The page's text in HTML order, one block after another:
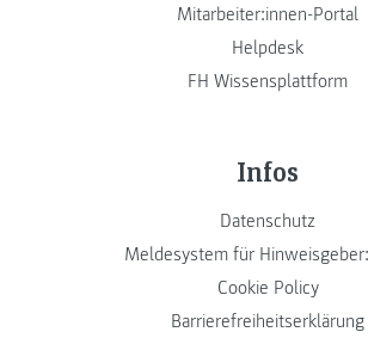
Mitarbeiter:innen-Portal
Helpdesk
FH Wissensplattform
Infos
Datenschutz
Meldesystem für
Cookie Policy
Barrierefreiheitserklärung